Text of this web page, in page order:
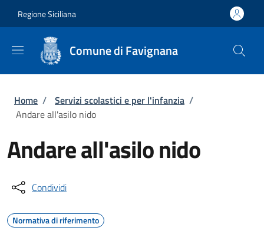
Regione Siciliana
Comune di Favignana
Briciole di pane
Home / Servizi scolastici e per l'infanzia /
Andare all'asilo nido
Andare all'asilo nido
Condividi
Normativa di riferimento